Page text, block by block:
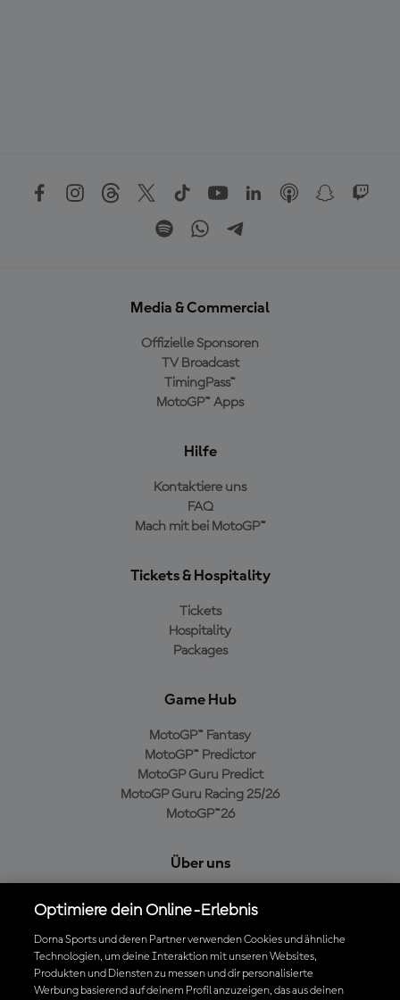
Media & Commercial
Offizielle Sponsoren
TV Broadcast
TimingPass™
MotoGP™ Apps
Hilfe
Kontaktiere uns
FAQ
Mach mit bei MotoGP™
Tickets & Hospitality
Tickets
Hospitality
Packages
Game Hub
MotoGP™ Fantasy
MotoGP™ Predictor
MotoGP Guru Predict
MotoGP Guru Racing 25/26
MotoGP™26
Über uns
Cookie-Richtlinien
Geschäftsbedingungen
Datenschutzrichtlinien
Kaufrichtlinie
Optimiere dein Online-Erlebnis
Dorna Sports und deren Partner verwenden Cookies und ähnliche
Technologien, um deine Interaktion mit unseren Websites,
Produkten und Diensten zu messen und dir personalisierte
Werbung basierend auf deinem Profil anzuzeigen, das aus deinen